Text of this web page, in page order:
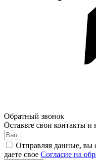
Обратный звонок
Оставьте свои контакты
Отправляя данные, вы
даете свое Согласие на